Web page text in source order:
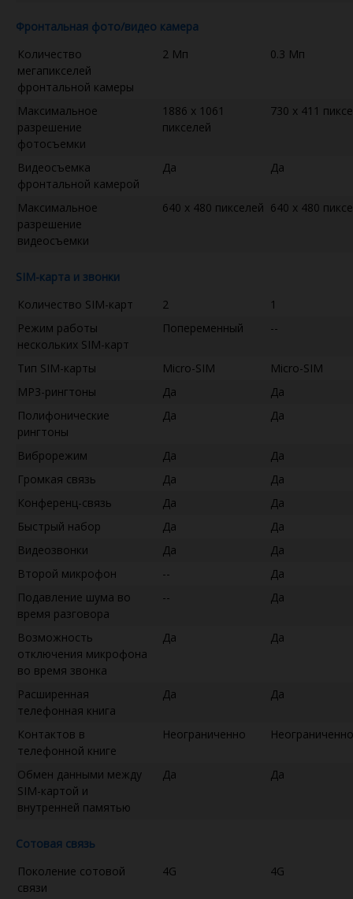
Фронтальная фото/видео камера
Количество
мегапикселей
фронтальной камеры
2 Мп 0.3 Мп
Максимальное
разрешение
фотосъемки
1886 x 1061
пикселей
730 x 411
Видеосъемка
фронтальной камерой
Да Да
Максимальное
разрешение
видеосъемки
640 x 480 пикселей 640 x 480
SIM-карта и звонки
Количество SIM-карт
2
1
Режим работы
нескольких SIM-карт
Попеременный --
Тип SIM-карты Micro-SIM
Micro-SIM
MP3-рингтоны
Да
Да
Полифонические
рингтоны
Да Да
Виброрежим Да
Да
Громкая связь
Да
Да
Конференц-связь
Да
Да
Быстрый набор
Да
Да
Видеозвонки
Да
Да
Второй микрофон
--
Да
Подавление шума во
время разговора
-- Да
Возможность
отключения микрофона
во время звонка
Да Да
Расширенная
телефонная книга
Да Да
Контактов в
телефонной книге
Неограниченно Неограниченно
Обмен данными между
SIM-картой и
внутренней памятью
Да Да
Сотовая связь
Поколение сотовой
связи
4G 4G